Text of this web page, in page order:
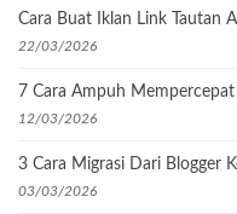
Cara Buat Iklan Link Tautan
22/03/2026
7 Cara Ampuh
12/03/2026
3 Cara Migrasi Dari Blogger
03/03/2026